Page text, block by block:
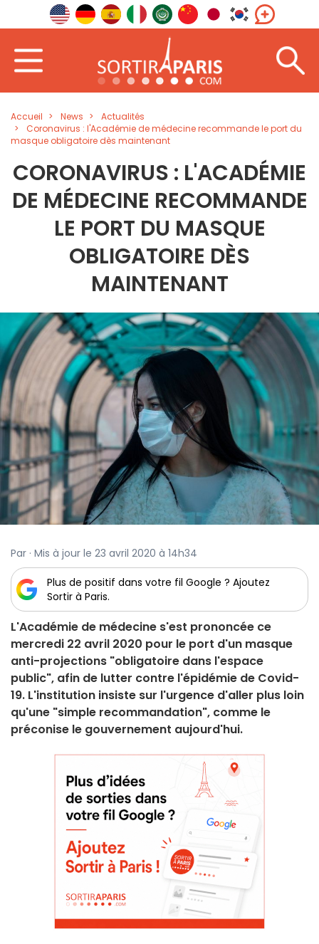
Accueil News
Actualités
Coronavirus : l'Académie de médecine recommande le port du
masque obligatoire dès maintenant
CORONAVIRUS : L'ACADÉMIE
DE MÉDECINE RECOMMANDE
LE PORT DU MASQUE
OBLIGATOIRE DÈS
MAINTENANT
Par · Mis à jour le 23 avril 2020 à 14h34
Plus de positif dans votre fil Google ? Ajoutez
Sortir à Paris.
L'Académie de médecine s'est prononcée ce
mercredi 22 avril 2020 pour le port d'un masque
anti-projections "obligatoire dans l'espace
public", afin de lutter contre l'épidémie de Covid-
19. L'institution insiste sur l'urgence d'aller plus loin
qu'une "simple recommandation", comme le
préconise le gouvernement aujourd'hui.